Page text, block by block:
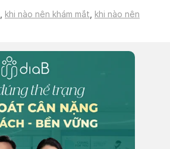
khi nào nên khám mắt
khi nào nên